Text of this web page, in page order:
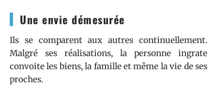
Une envie démesurée
Ils se comparent aux autres continuellement.
Malgré ses réalisations, la personne ingrate
convoite les biens, la famille et même la vie de ses
proches.